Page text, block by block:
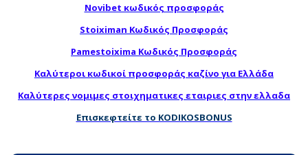
Novibet κωδικός προσφοράς
Stoiximan Κωδικός Προσφοράς
Pamestoixima Κωδικός Προσφοράς
Καλύτεροι κωδικοί προσφοράς καζίνο για Ελλάδα
Καλύτερες νομιμες στοιχηματικες εταιριες στην ελλαδα
Επισκεφτείτε το KODIKOSBONUS